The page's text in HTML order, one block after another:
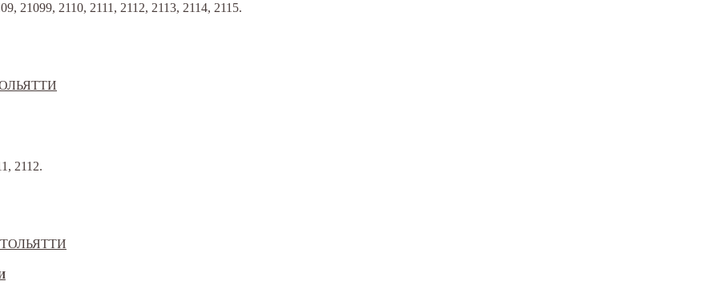
21099, 2110, 2111, 2112, 2113, 2114, 2115.
2112.